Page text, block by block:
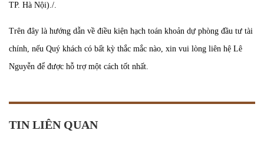
TP. Hà Nội)./.
Trên đây là hướng dẫn về điều kiện hạch toán khoản dự phòng đầu tư tài
chính, nếu Quý khách có bất kỳ thắc mắc nào, xin vui lòng liên hệ Lê
Nguyễn để được hỗ trợ một cách tốt nhất.
TIN LIÊN QUAN